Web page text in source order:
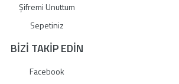
Şifremi Unuttum
Sepetiniz
BİZİ TAKİP EDİN
Facebook